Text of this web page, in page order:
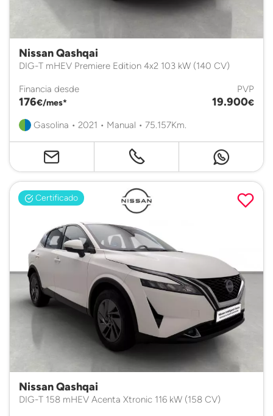
Nissan Qashqai
DIG-T mHEV Premiere Edition 4x2 103 kW (140 CV)
Financia desde
176€/mes*
PVP
19.900€
Gasolina • 2021 • Manual • 75.157Km.
Certificado
Nissan Qashqai
DIG-T 158 mHEV Acenta Xtronic 116 kW (158 CV)